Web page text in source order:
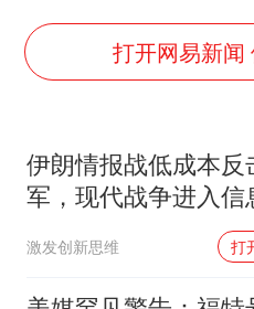
乐享
打开网易新闻
伊朗情报战低成本反
军，现代战争进入信
激发创新思维 打